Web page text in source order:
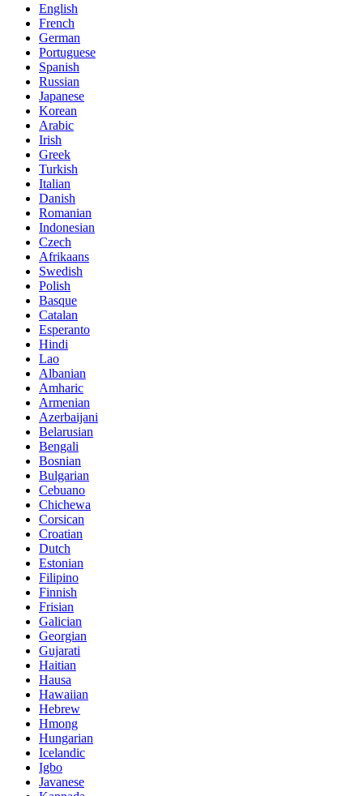
English
French
German
Portuguese
Spanish
Russian
Japanese
Korean
Arabic
Irish
Greek
Turkish
Italian
Danish
Romanian
Indonesian
Czech
Afrikaans
Swedish
Polish
Basque
Catalan
Esperanto
Hindi
Lao
Albanian
Amharic
Armenian
Azerbaijani
Belarusian
Bengali
Bosnian
Bulgarian
Cebuano
Chichewa
Corsican
Croatian
Dutch
Estonian
Filipino
Finnish
Frisian
Galician
Georgian
Gujarati
Haitian
Hausa
Hawaiian
Hebrew
Hmong
Hungarian
Icelandic
Igbo
Javanese